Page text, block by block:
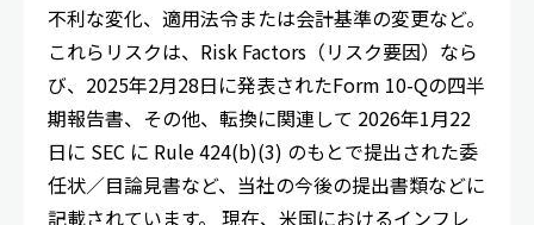
不利な変化、適用法令または会計基準の変更など。
これらリスクは、Risk Factors（リスク要因）なら
び、2025年2月28日に発表されたForm 10-Qの四半
期報告書、その他、転換に関連して 2026年1月22
日に SEC に Rule 424(b)(3) のもとで提出された委
任状／目論見書など、当社の今後の提出書類などに
記載されています。 現在、米国におけるインフレ